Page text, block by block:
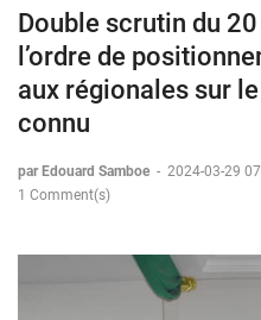
Double scrutin du
l’ordre de
aux régionales sur
connu
par Edouard Samboe - 2024-03-29
1 Comment(s)